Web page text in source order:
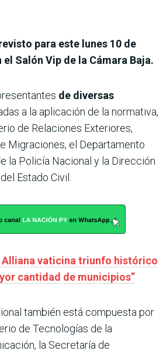
para este lunes 10 de
Salón Vip de la Cámara Baja.
de diversas
a la aplicación de la normativa,
de Relaciones Exteriores,
Migraciones, el Departamento
la Policía Nacional y la Dirección
Estado Civil.
Alliana vaticina triunfo histórico
cantidad de municipios”
también está compuesta por
de Tecnologías de la
la Secretaría de